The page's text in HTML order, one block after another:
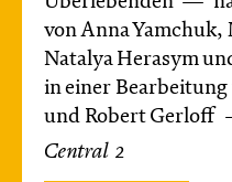
von Anna Yamchuk,
Natalya Herasym
in einer Bearbeitung
und Robert Gerloff
Central 2